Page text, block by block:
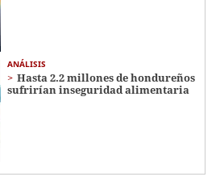
ANÁLISIS
Hasta 2.2 millones de hondureños
sufrirían inseguridad alimentaria